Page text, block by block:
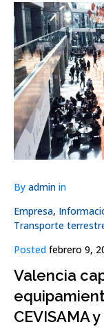
By admin in
Empresa,
Transporte
Posted febrero 9,
Valencia
CEVISAMA